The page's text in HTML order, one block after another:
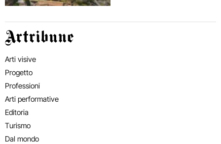
Artribune
Arti visive
Progetto
Professioni
Arti performative
Editoria
Turismo
Dal mondo